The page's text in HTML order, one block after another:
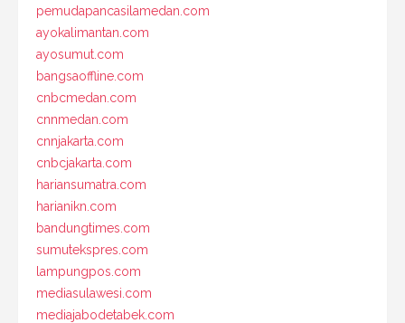
pemudapancasilamedan.com
ayokalimantan.com
ayosumut.com
bangsaoffline.com
cnbcmedan.com
cnnmedan.com
cnnjakarta.com
cnbcjakarta.com
hariansumatra.com
harianikn.com
bandungtimes.com
sumutekspres.com
lampungpos.com
mediasulawesi.com
mediajabodetabek.com